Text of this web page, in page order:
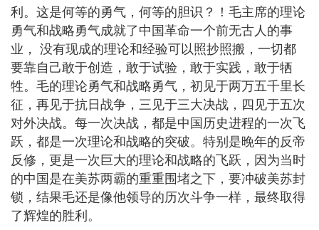
利。这是何等的勇气，何等的胆识？！毛主席的理论
勇气和战略勇气成就了中国革命一个前无古人的事
业， 没有现成的理论和经验可以照抄照搬，一切都
要靠自己敢于创造，敢于试验，敢于实践，敢于牺
牲。毛的理论勇气和战略勇气，初见于两万五千里长
征，再见于抗日战争，三见于三大决战，四见于五次
对外决战。每一次决战，都是中国历史进程的一次飞
跃，都是一次理论和战略的突破。特别是晚年的反帝
反修，更是一次巨大的理论和战略的飞跃，因为当时
的中国是在美苏两霸的重重围堵之下，要冲破美苏封
锁，结果毛还是像他领导的历次斗争一样，最终取得
了辉煌的胜利。